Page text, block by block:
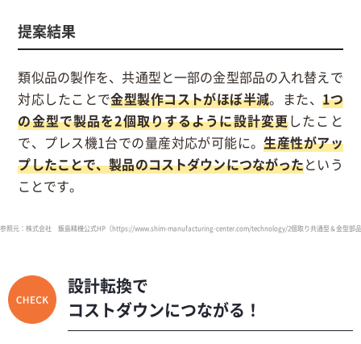
提案結果
類似品の製作を、共通型と一部の金型部品の入れ替えで
対応したことで金型製作コストがほぼ半減。また、1つ
の金型で製品を2個取りするように設計変更したこと
で、プレス機1台での量産対応が可能に。生産性がアッ
プしたことで、製品のコストダウンにつながったという
ことです。
参照元：株式会社 飯島精機公式HP（https://www.shim-manufacturing-center.com/technology/2個取り共通型＆金型部
設計転換で
コストダウンにつながる！